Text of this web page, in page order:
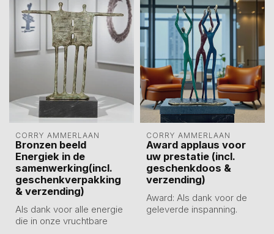
CORRY AMMERLAAN
Bronzen beeld
Energiek in de
samenwerking(incl.
geschenkverpakking
& verzending)
Als dank voor alle energie
die in onze vruchtbare
CORRY AMMERLAAN
Award applaus voor
uw prestatie (incl.
geschenkdoos &
verzending)
Award: Als dank voor de
geleverde inspanning.